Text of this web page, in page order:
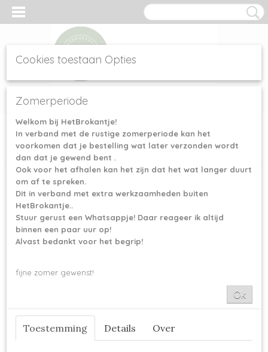
Home> Scheepjes garen>Scheepjes Catona 50 gram
Scheepjes Catona 50 gram - 162 Black Coffee
Cookies toestaan Opties
Zomerperiode
Welkom bij HetBrokantje!
In verband met de rustige zomerperiode kan het
voorkomen dat je bestelling wat later verzonden wordt
dan dat je gewend bent .
Ook voor het afhalen kan het zijn dat het wat langer duurt
om af te spreken.
Dit in verband met extra werkzaamheden buiten
HetBrokantje..
Stuur gerust een Whatsappje! Daar reageer ik altijd
binnen een paar uur op!
Alvast bedankt voor het begrip!
fijne zomer gewenst!
Ok
Toestemming Details Over